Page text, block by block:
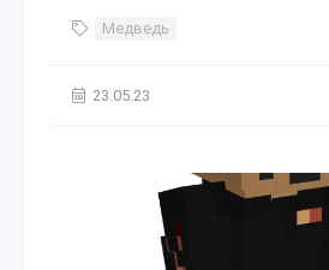
Медведь
23.05.23